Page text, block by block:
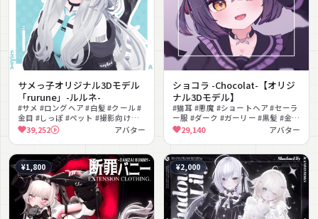
サメっ子オリジナル3Dモデル
「rurune」-ルルネ-
#サメ #ロングヘア #白髪 #クール #
金目 #しっぽ #ペット #撮影向け
#MMD対応 #PSD付き
39,252 アバター
ショコラ -Chocolat-【オリジ
ナル3Dモデル】
#猫耳 #悪魔 #ショートヘア #セーラ
ー服 #ダーク #ガーリー #黒髪 #金目
#撮影向け #MMD対応
29,140 アバター
¥1,800 ¥2,000